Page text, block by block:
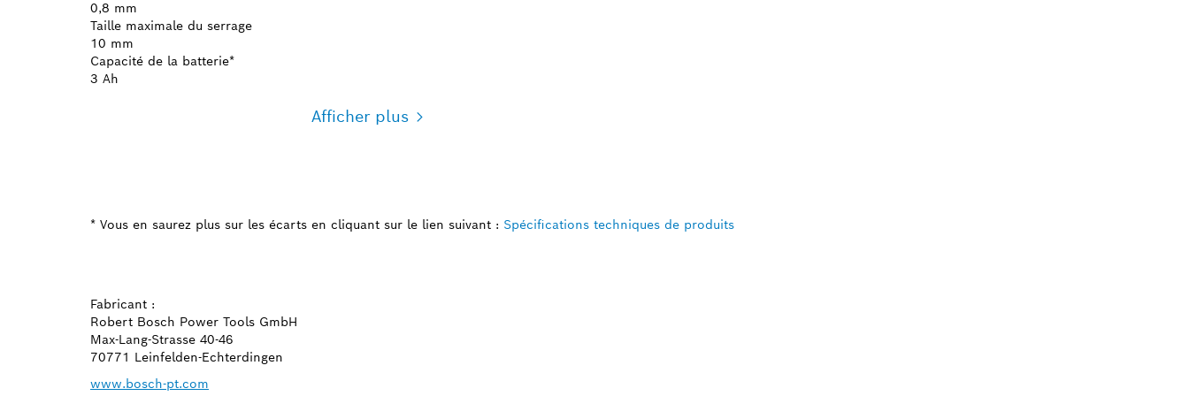
0,8 mm
Taille maximale du serrage
10 mm
Capacité de la batterie*
3 Ah
Afficher plus
* Vous en saurez plus sur les écarts en cliquant sur le lien suivant : Spécifications techniques de produits
Fabricant :
Robert Bosch Power Tools GmbH
Max-Lang-Strasse 40-46
70771 Leinfelden-Echterdingen
www.bosch-pt.com